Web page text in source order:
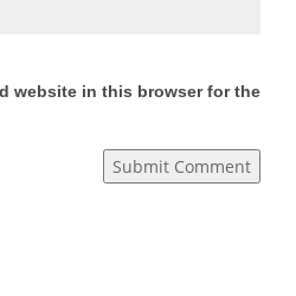
website in this browser for the
Submit Comment